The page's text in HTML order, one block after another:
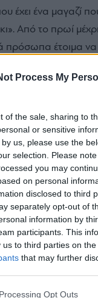
Process My
of the sale, sharing to
or sensitive
us, please use the
selection. Please
you may
on personal
disclosed to third
separately opt-out of
information by
participants. This
us to third parties on the
that may further
website/app uses one or
Opt Outs
έχει ένα μαγαζί
Από το πρωί
πρόσωπα έτοιμα
σε κάνει να